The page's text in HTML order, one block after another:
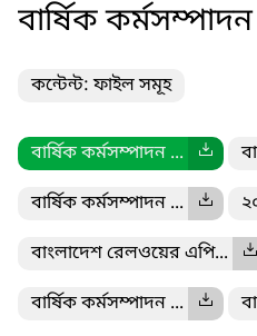
বার্ষিক কর্মসম্পাদন
কন্টেন্ট: ফাইল সমূহ
বার্ষিক কর্মসম্পাদন ...
বার্ষিক কর্মসম্পাদন ...
বাংলাদেশ রেলওয়ের এপি...
বার্ষিক কর্মসম্পাদন ...